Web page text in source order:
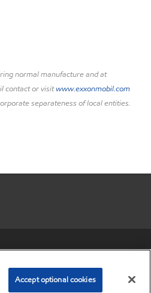
normal manufacture and at
contact or visitwww.exxonmobil.com
separateness of local entities.
Mobil Corporation. All Rights Reserved.
Accept optional cookies